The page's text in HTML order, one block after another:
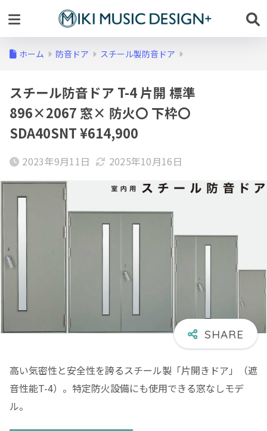
ホーム 防音ドア スチール製防音ドア
スチール防音ドア T-4 片開 標準
896×2067 窓× 防火〇 下枠〇
SDA40SNT ¥614,900
2023年9月11日 2025年10月16日
高い気密性と安全性を誇るスチール製「片開きドア」（遮
音性能T-4）。特定防火設備にも使用できる窓なしモデ
ル。